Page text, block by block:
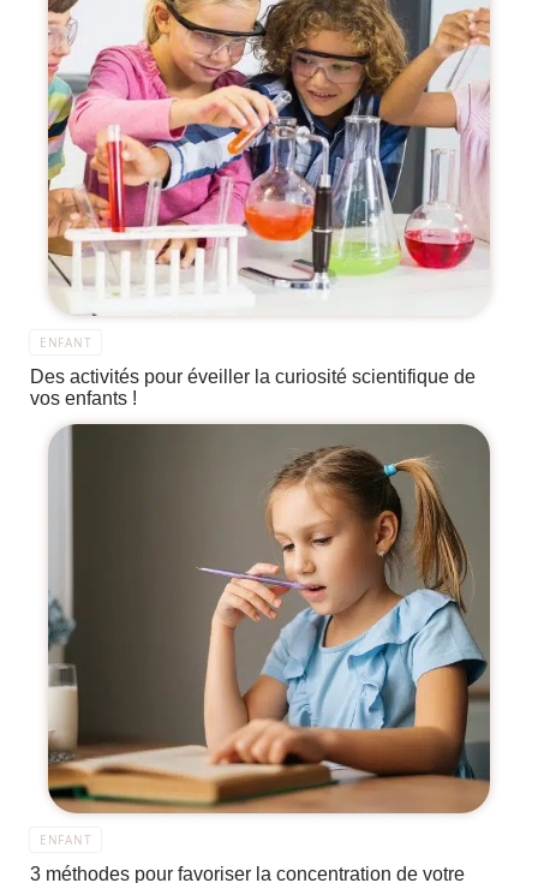
ENFANT
Des activités pour éveiller la curiosité scientifique de
vos enfants !
ENFANT
3 méthodes pour favoriser la concentration de votre